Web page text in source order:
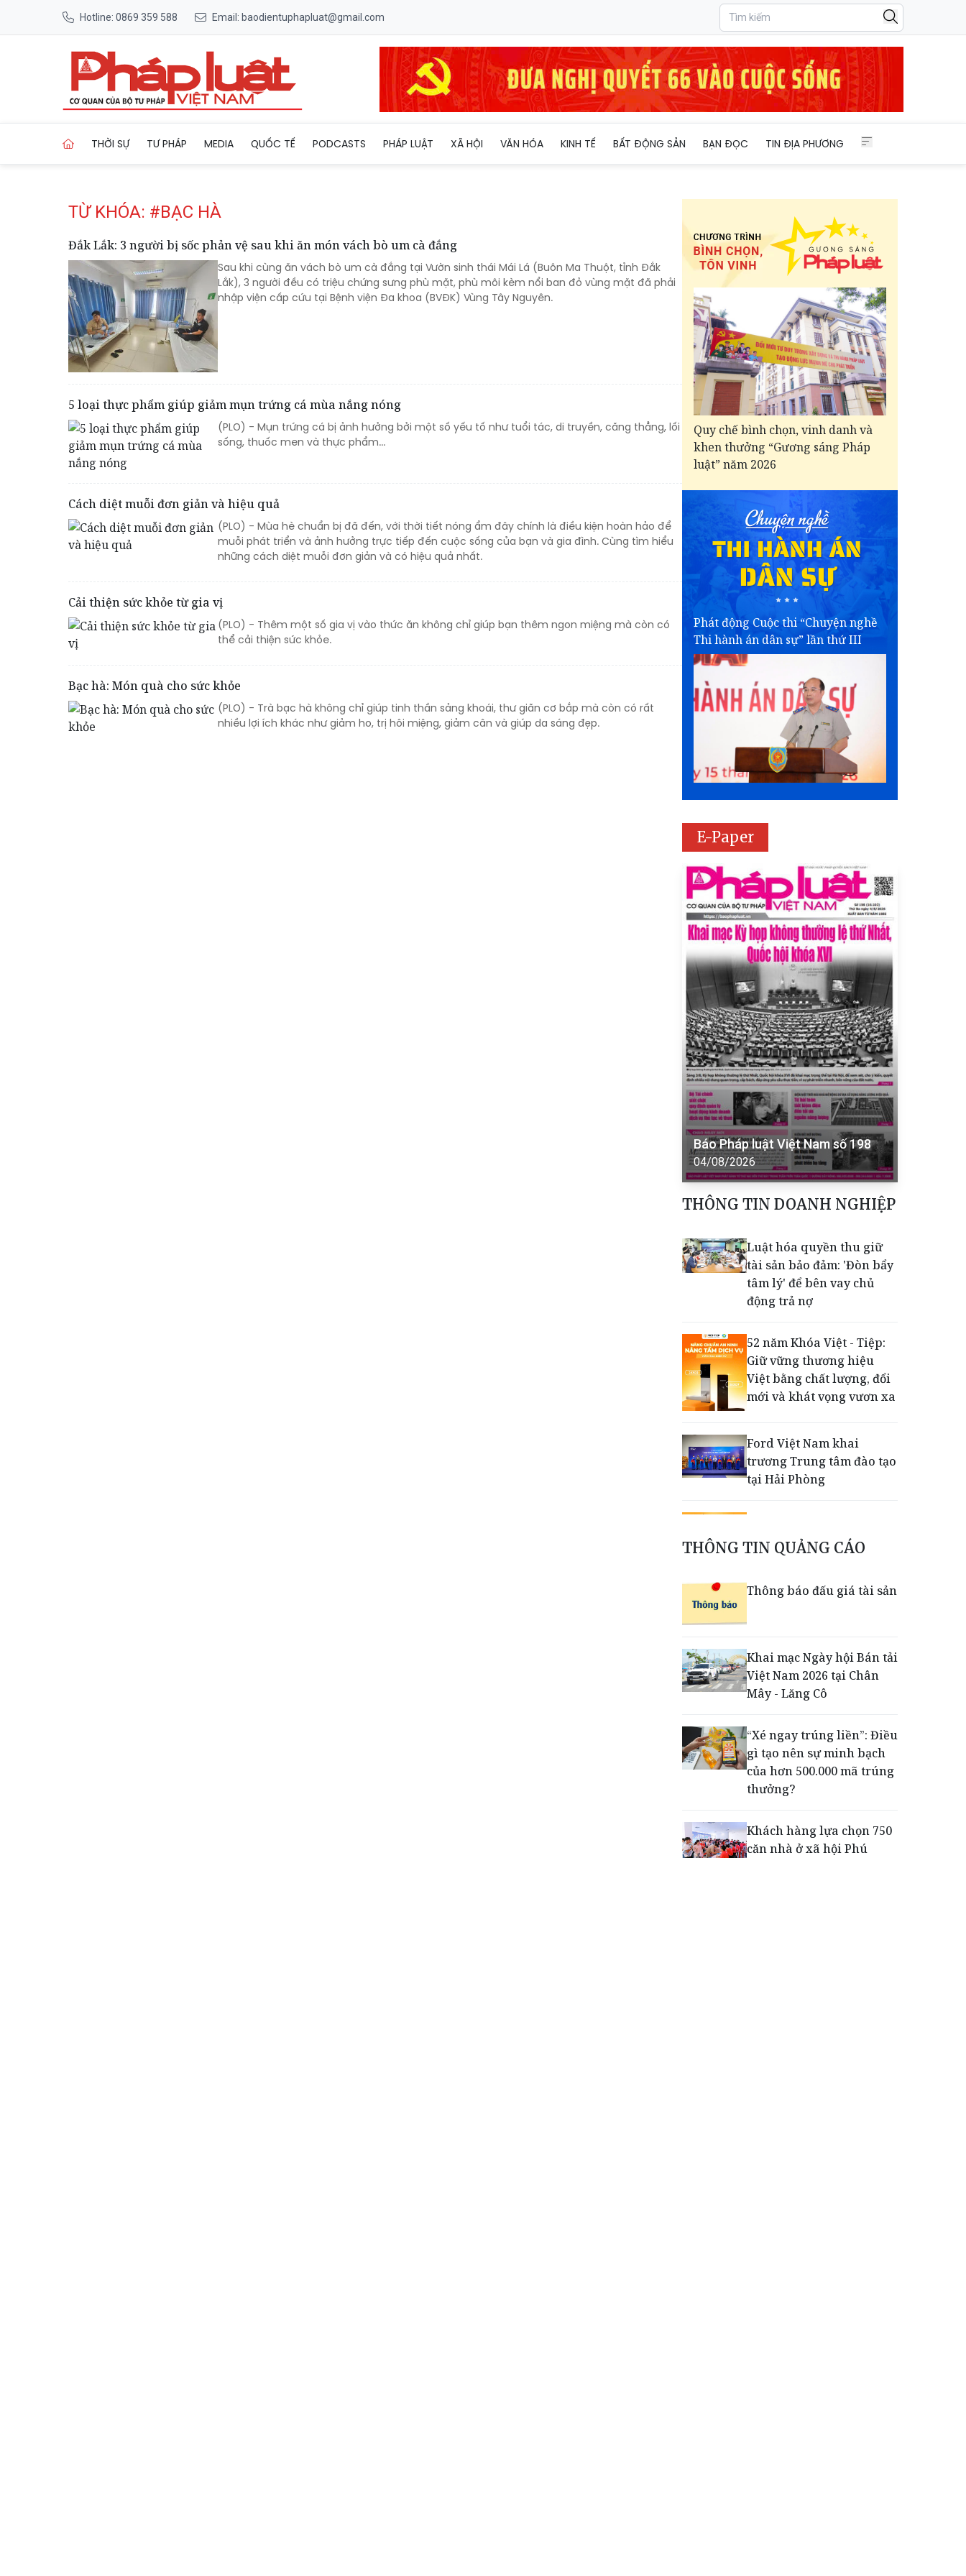
Hotline: 0869 359 588 Email: baodientuphapluat@gmail.com
THỜI SỰ TƯ PHÁP MEDIA QUỐC TẾ PODCASTS PHÁP LUẬT XÃ HỘI VĂN HÓA KINH TẾ BẤT ĐỘNG SẢN BẠN ĐỌC TIN ĐỊA PHƯƠNG
TỪ KHÓA: #BẠC HÀ
Đắk Lắk: 3 người bị sốc phản vệ sau khi ăn món vách bò um cà đắng
Sau khi cùng ăn vách bò um cà đắng tại Vườn sinh thái Mái Lá (Buôn Ma Thuột, tỉnh Đắk
Lắk), 3 người đều có triệu chứng sưng phù mặt, phù môi kèm nổi ban đỏ vùng mặt đã phải
nhập viện cấp cứu tại Bệnh viện Đa khoa (BVĐK) Vùng Tây Nguyên.
5 loại thực phẩm giúp giảm mụn trứng cá mùa nắng nóng
(PLO) - Mụn trứng cá bị ảnh hưởng bởi một số yếu tố như tuổi tác, di truyền, căng thẳng, lối
sống, thuốc men và thực phẩm...
Cách diệt muỗi đơn giản và hiệu quả
(PLO) - Mùa hè chuẩn bị đã đến, với thời tiết nóng ẩm đây chính là điều kiện hoàn hảo để
muỗi phát triển và ảnh hưởng trực tiếp đến cuộc sống của bạn và gia đình. Cùng tìm hiểu
những cách diệt muỗi đơn giản và có hiệu quả nhất.
Cải thiện sức khỏe từ gia vị
(PLO) - Thêm một số gia vị vào thức ăn không chỉ giúp bạn thêm ngon miệng mà còn có
thể cải thiện sức khỏe.
Bạc hà: Món quà cho sức khỏe
(PLO) - Trà bạc hà không chỉ giúp tinh thần sảng khoái, thư giãn cơ bắp mà còn có rất
nhiều lợi ích khác như giảm ho, trị hôi miệng, giảm cân và giúp da sáng đẹp.
Quy chế bình chọn, vinh danh và
khen thưởng “Gương sáng Pháp
luật” năm 2026
Phát động Cuộc thi “Chuyện nghề
Thi hành án dân sự” lần thứ III
E-Paper
Báo Pháp luật Việt Nam số 198
04/08/2026
THÔNG TIN DOANH NGHIỆP
Luật hóa quyền thu giữ
tài sản bảo đảm: 'Đòn bẩy
tâm lý' để bên vay chủ
động trả nợ
52 năm Khóa Việt - Tiệp:
Giữ vững thương hiệu
Việt bằng chất lượng, đổi
mới và khát vọng vươn xa
Ford Việt Nam khai
trương Trung tâm đào tạo
tại Hải Phòng
dịch trực tuyến, LPBank
kiến tạo trải nghiệm giao
gian số
lực vận hành và thích ứng
của TCIT
nghiệp nhà nước: Giải bài
toán thưởng vượt kế
hoạch
THÔNG TIN QUẢNG CÁO
Thông báo đấu giá tài sản
Khai mạc Ngày hội Bán tải
Việt Nam 2026 tại Chân
Mây - Lăng Cô
“Xé ngay trúng liền”: Điều
gì tạo nên sự minh bạch
của hơn 500.000 mã trúng
thưởng?
Khách hàng lựa chọn 750
căn nhà ở xã hội Phú